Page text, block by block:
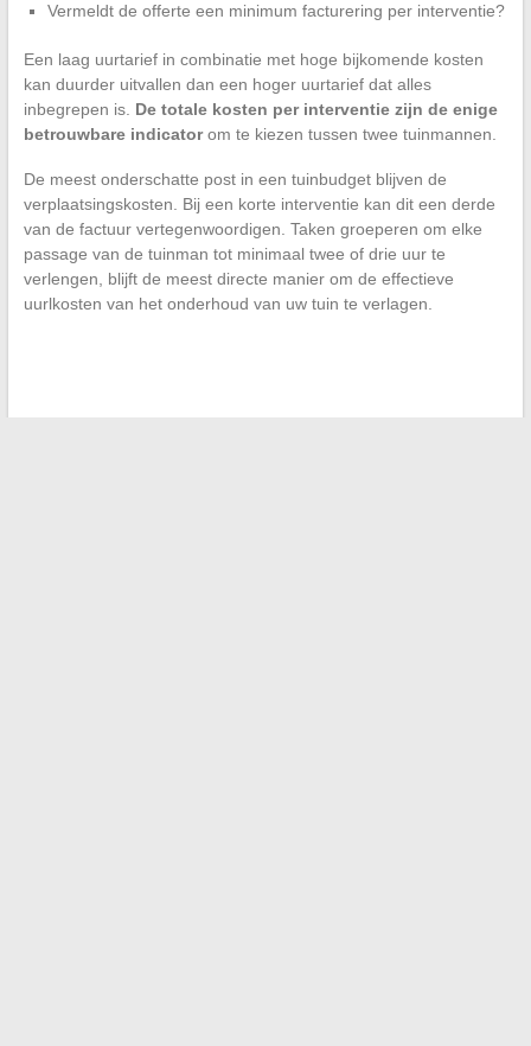
Vermeldt de offerte een minimum facturering per interventie?
Een laag uurtarief in combinatie met hoge bijkomende kosten
kan duurder uitvallen dan een hoger uurtarief dat alles
inbegrepen is. De totale kosten per interventie zijn de enige
betrouwbare indicatorom te kiezen tussen twee tuinmannen.
De meest onderschatte post in een tuinbudget blijven de
verplaatsingskosten. Bij een korte interventie kan dit een derde
van de factuur vertegenwoordigen. Taken groeperen om elke
passage van de tuinman tot minimaal twee of drie uur te
verlengen, blijft de meest directe manier om de effectieve
uurlkosten van het onderhoud van uw tuin te verlagen.